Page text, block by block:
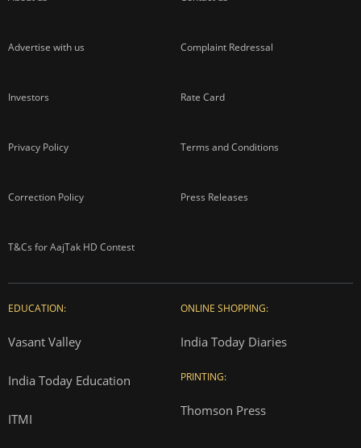
Advertise with us Complaint Redressal
Investors Rate Card
Privacy Policy Terms and Conditions
Correction Policy Press Releases
T&Cs for AajTak HD Contest
EDUCATION:
Vasant Valley
India Today Education
ITMI
ONLINE SHOPPING:
India Today Diaries
PRINTING:
Thomson Press